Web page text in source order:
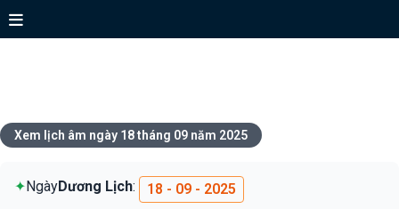
Xem lịch âm ngày 18 tháng 09 năm 2025
✦NgàyDương Lịch: 18 - 09 - 2025